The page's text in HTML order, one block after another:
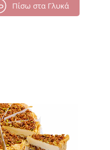
Πίσω στα Γλυκά